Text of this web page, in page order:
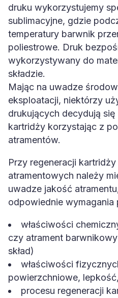
druku wykorzystujemy
sublimacyjne, gdzie
temperatury barwnik
poliestrowe. Druk
wykorzystywany do
składzie.
Mając na uwadze
eksploatacji, niektórzy
drukujących decydują się
kartridży korzystając z
atramentów.
Przy regeneracji
atramentowych należy
uwadze jakość
odpowiednie wymagania
właściwości
czy atrament
skład)
właściwości
powierzchniowe,
procesu regeneracji